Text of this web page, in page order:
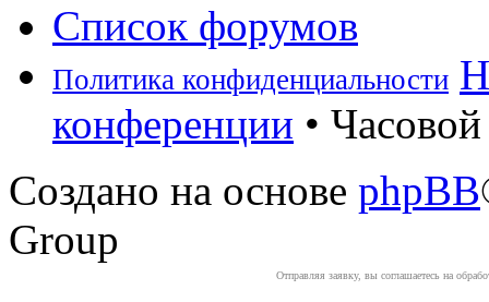
Список форумов
Политика конфиденциальности
конференции •
Создано на основе phpBB
Group
Отправляя заявку, вы соглашаетесь на